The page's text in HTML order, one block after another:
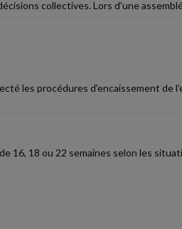
collectives. Lors d'une
les procédures d'encaissement de
16, 18 ou 22 semaines selon les